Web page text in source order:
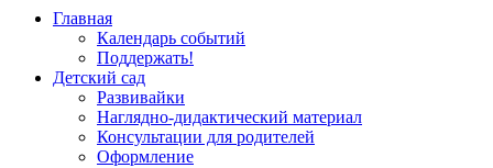
Главная
Календарь событий
Поддержать!
Детский сад
Развивайки
Наглядно-дидактический материал
Консультации для родителей
Оформление